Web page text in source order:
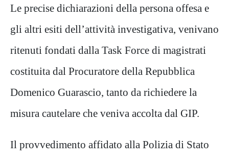
Le precise dichiarazioni della persona offesa e
gli altri esiti dell’attività investigativa, venivano
ritenuti fondati dalla Task Force di magistrati
costituita dal Procuratore della Repubblica
Domenico Guarascio, tanto da richiedere la
misura cautelare che veniva accolta dal GIP.
Il provvedimento affidato alla Polizia di Stato